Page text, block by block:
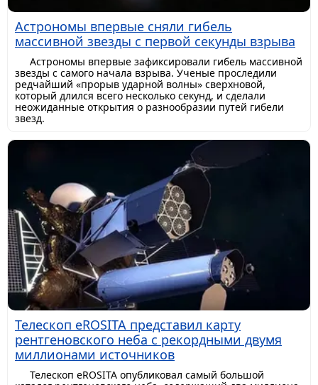
Астрономы впервые сняли гибель
массивной звезды с первой секунды взрыва
Астрономы впервые зафиксировали гибель массивной
звезды с самого начала взрыва. Ученые проследили
редчайший «прорыв ударной волны» сверхновой,
который длился всего несколько секунд, и сделали
неожиданные открытия о разнообразии путей гибели
звезд.
Телескоп eROSITA представил карту
рентгеновского неба с рекордными двумя
миллионами источников
Телескоп eROSITA опубликовал самый большой